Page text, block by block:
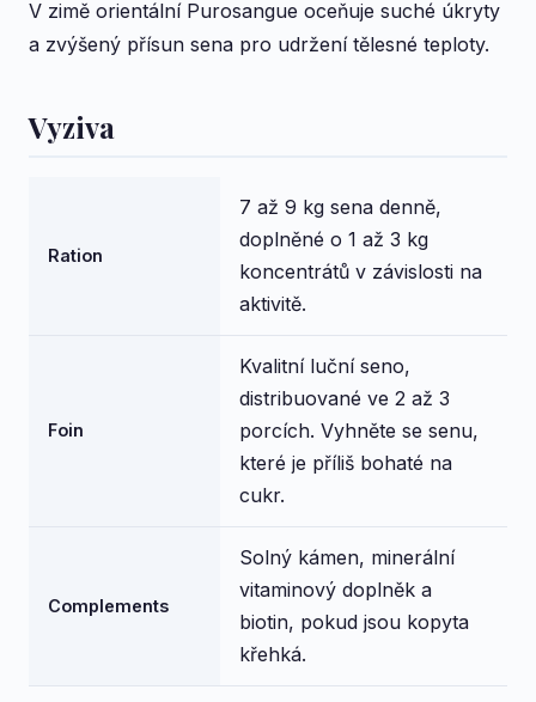
V zimě orientální Purosangue oceňuje suché úkryty
a zvýšený přísun sena pro udržení tělesné teploty.
Vyziva
Ration
7 až 9 kg sena denně,
doplněné o 1 až 3 kg
koncentrátů v závislosti na
aktivitě.
Foin
Kvalitní luční seno,
distribuované ve 2 až 3
porcích. Vyhněte se senu,
které je příliš bohaté na
cukr.
Complements
Solný kámen, minerální
vitaminový doplněk a
biotin, pokud jsou kopyta
křehká.